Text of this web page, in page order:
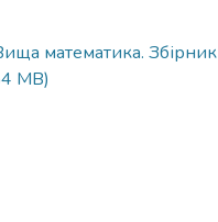
математика. Збірник
MB)